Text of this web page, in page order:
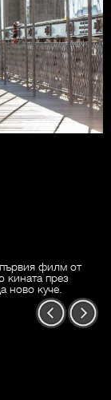
филм от
кината през
ново куче.